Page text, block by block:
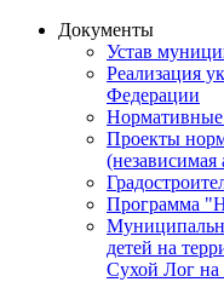
Документы
Устав
Реализация
Федерации
Проекты
(независимая
Программа
детей на
Сухой Лог на